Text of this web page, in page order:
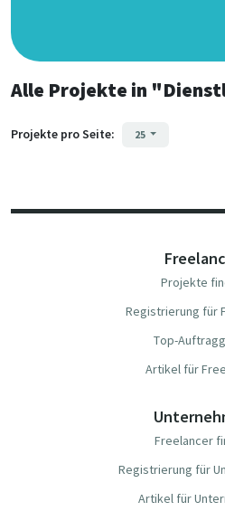
Alle Projekte in
Projekte pro Seite: 25
Projekte
Registrierung für
Top-
Artikel für
Freelancer
Registrierung für
Artikel für